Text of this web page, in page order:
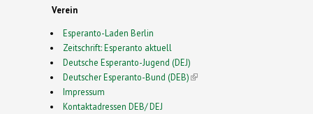
Verein
Esperanto-Laden Berlin
Zeitschrift: Esperanto aktuell
Deutsche Esperanto-Jugend (DEJ)
Deutscher Esperanto-Bund (DEB)(link is external)
Impressum
Kontaktadressen DEB/ DEJ